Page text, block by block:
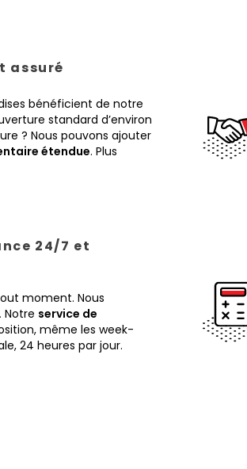
assuré
bénéficient de notre
standard d’environ
? Nous pouvons ajouter
étendue. Plus
24/7 et
moment. Nous
Notre service de
même les week-
24 heures par jour.